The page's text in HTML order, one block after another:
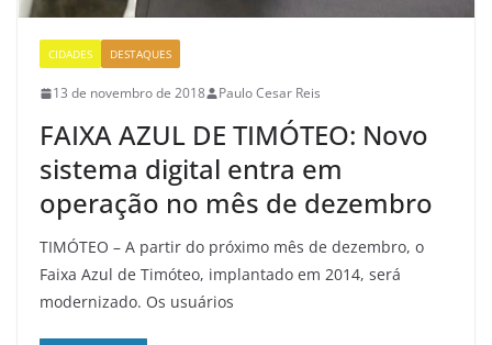
CIDADES DESTAQUES
13 de novembro de 2018 Paulo Cesar Reis
FAIXA AZUL DE TIMÓTEO: Novo
sistema digital entra em
operação no mês de dezembro
TIMÓTEO – A partir do próximo mês de dezembro, o
Faixa Azul de Timóteo, implantado em 2014, será
modernizado. Os usuários